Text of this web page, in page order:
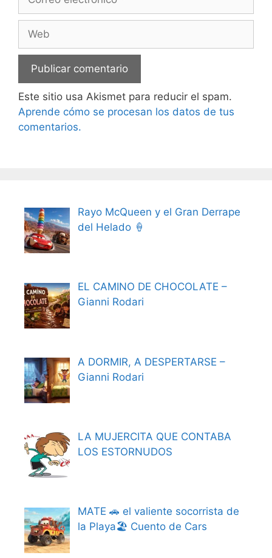
electrónico
Este sitio usa Akismet para reducir el spam.
Aprende cómo se procesan los datos de tus
comentarios.
Rayo McQueen y el Gran Derrape
del Helado 🍦
EL CAMINO DE CHOCOLATE –
Gianni Rodari
A DORMIR, A DESPERTARSE –
Gianni Rodari
LA MUJERCITA QUE CONTABA
LOS ESTORNUDOS
MATE 🚗 el valiente socorrista de
la Playa🏖️ Cuento de Cars